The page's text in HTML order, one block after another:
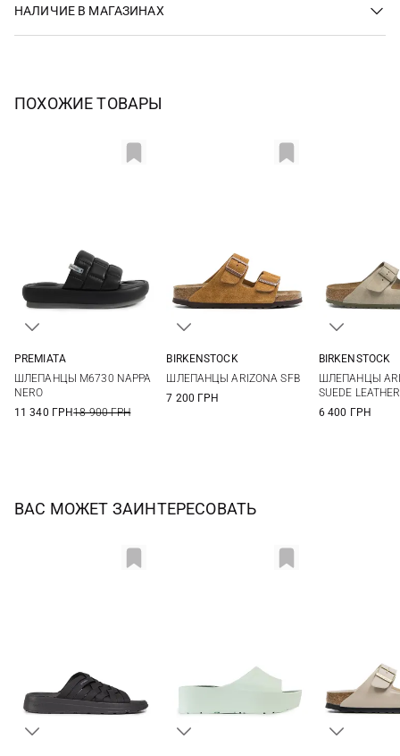
НАЛИЧИЕ В МАГАЗИНАХ
ПОХОЖИЕ ТОВАРЫ
40
41
PREMIATA
ШЛЕПАНЦЫ M6730 NAPPA
NERO
11 340 ГРН18 900 ГРН
41
BIRKENSTOCK
ШЛЕПАНЦЫ ARIZONA SFB
7 200 ГРН
40
BIRKENSTOCK
ШЛЕПАНЦЫ
SUEDE LEATHER
6 400 ГРН
ВАС МОЖЕТ ЗАИНТЕРЕСОВАТЬ